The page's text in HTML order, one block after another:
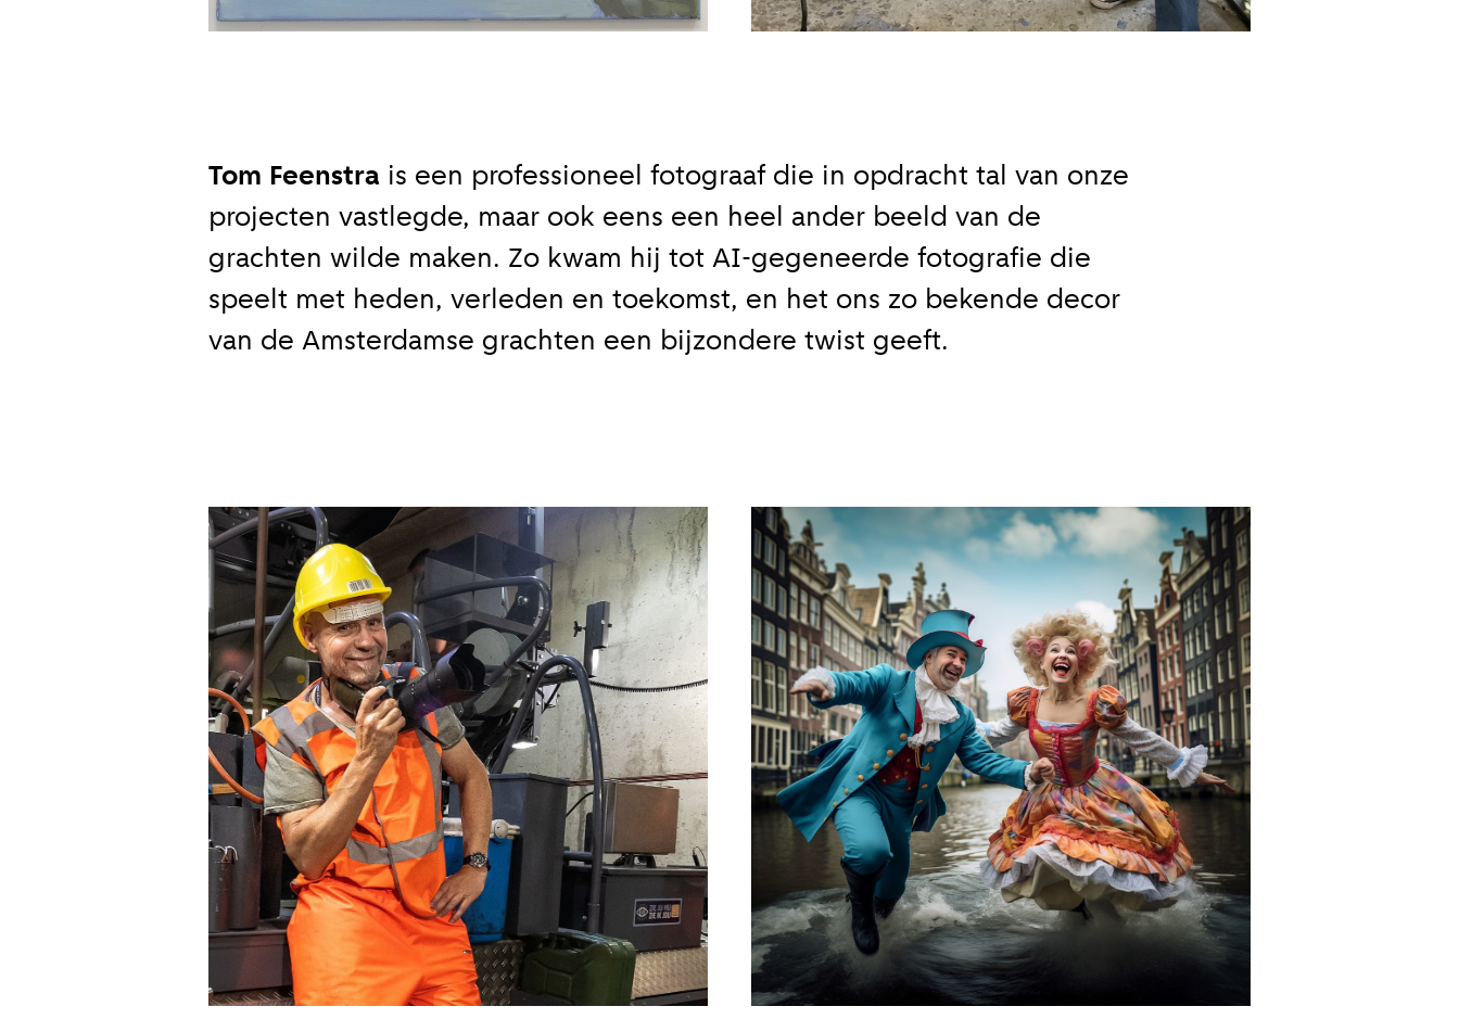
Tom Feenstra is een professioneel fotograaf die in opdracht tal van onze
projecten vastlegde, maar ook eens een heel ander beeld van de
grachten wilde maken. Zo kwam hij tot AI-gegeneerde fotografie die
speelt met heden, verleden en toekomst, en het ons zo bekende decor
van de Amsterdamse grachten een bijzondere twist geeft.